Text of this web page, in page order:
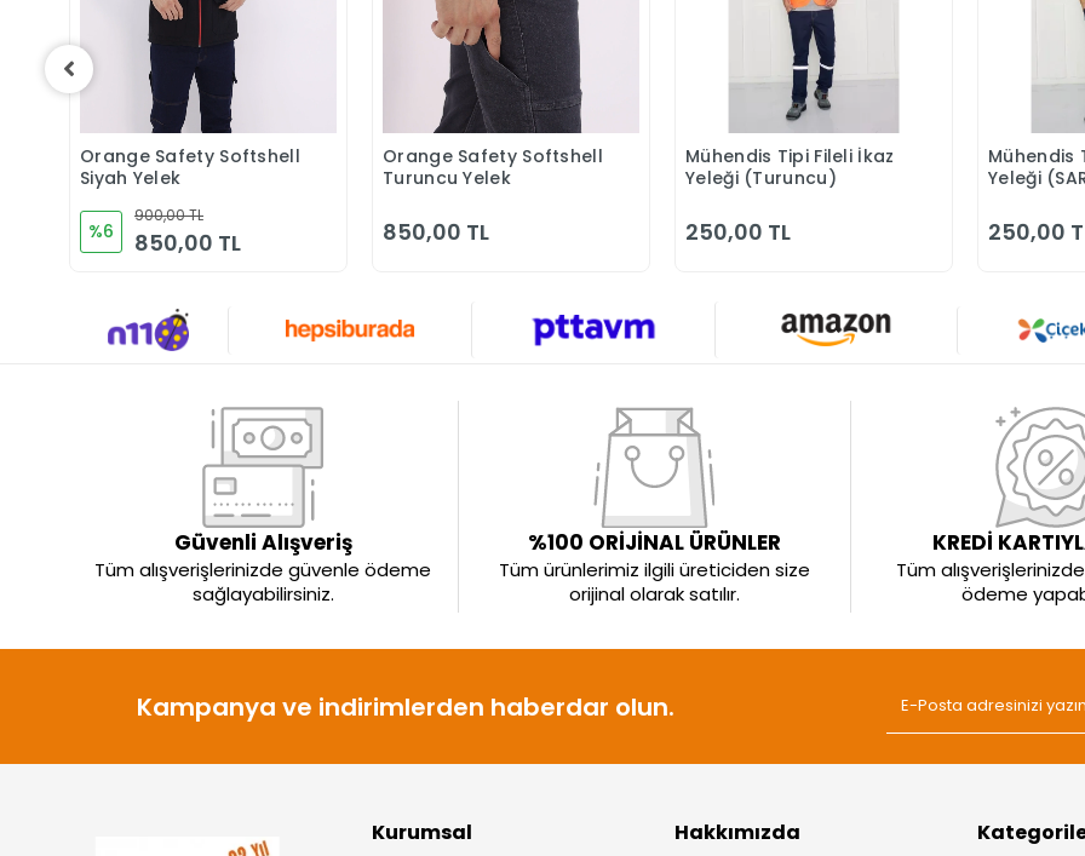
Sepete Ekle
Orange Safety Softshell
Siyah Yelek
%6
900,00 TL
850,00 TL
Sepete Ekle
Orange Safety Softshell
Turuncu Yelek
850,00 TL
Sepete Ekle
Mühendis Tipi Fileli İkaz
Yeleği (Turuncu)
250,00 TL
Mühendis
Yeleği
250,00
Güvenli Alışveriş
Tüm alışverişlerinizde güvenle ödeme
sağlayabilirsiniz.
%100 ORİJİNAL ÜRÜNLER
Tüm ürünlerimiz ilgili üreticiden size
orijinal olarak satılır.
KREDİ
Tüm
ödeme
Kampanya ve indirimlerden haberdar olun.
Kurumsal Hakkımızda